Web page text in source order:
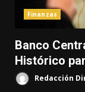
Finanzas
Banco
Histórico
Redacción